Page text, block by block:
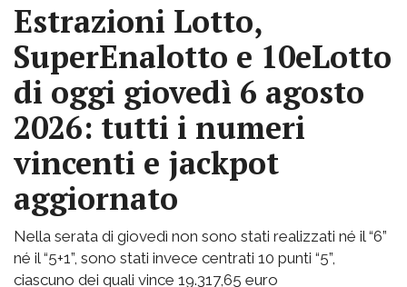
Estrazioni Lotto,
SuperEnalotto e 10eLotto
di oggi giovedì 6 agosto
2026: tutti i numeri
vincenti e jackpot
aggiornato
Nella serata di giovedì non sono stati realizzati né il “6”
né il “5+1”, sono stati invece centrati 10 punti “5”,
ciascuno dei quali vince 19.317,65 euro